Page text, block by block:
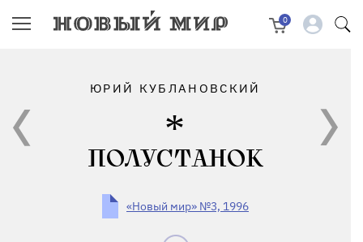
0
ЮРИЙ КУБЛАНОВСКИЙ
ПОЛУСТАНОК
«Новый мир» №3, 1996